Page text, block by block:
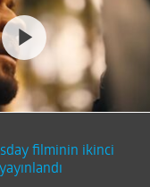
filminin ikinci